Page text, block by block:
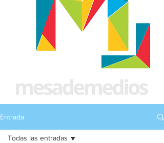
Entrada
Todas las entradas